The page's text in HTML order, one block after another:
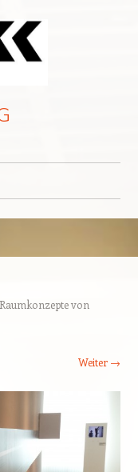
Raumkonzepte von
Weiter →